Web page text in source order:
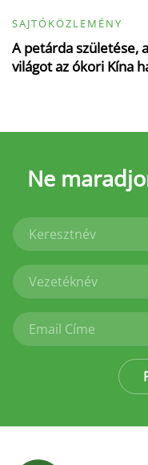
SAJTÓKÖZLEMÉNY
A petárda születése,
világot az ókori Kína
Ne